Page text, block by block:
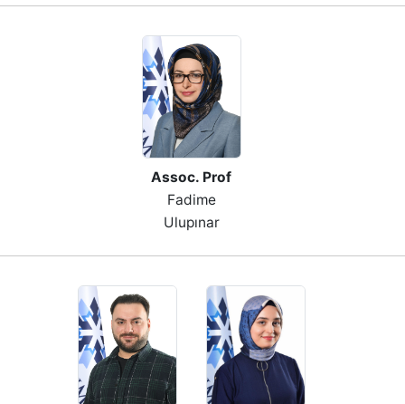
Assoc. Prof
Fadime
Ulupınar